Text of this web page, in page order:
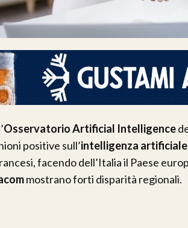
Osservatorio Artificial Intelligence
positive sull’intelligenza artificiale
facendo dell’Italia il Paese
mostrano forti disparità regionali.